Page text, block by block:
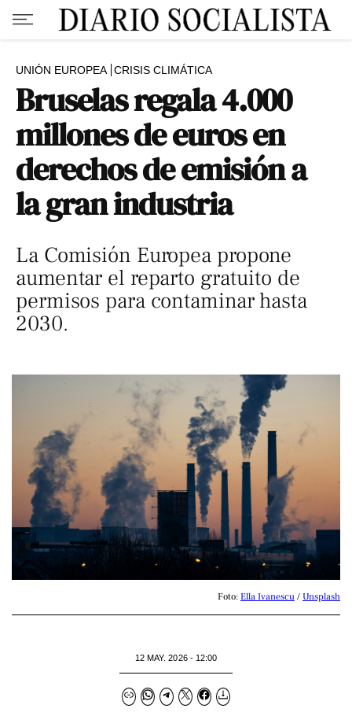
UNIÓN EUROPEA CRISIS CLIMÁTICA
Bruselas regala 4.000
millones de euros en
derechos de emisión a
la gran industria
La Comisión Europea propone
aumentar el reparto gratuito de
permisos para contaminar hasta
2030.
Foto: Ella Ivanescu / Unsplash
12 MAY. 2026 - 12:00